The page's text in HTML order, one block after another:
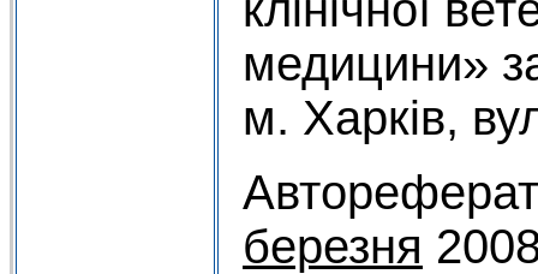
медицини»
м. Харків,
березня